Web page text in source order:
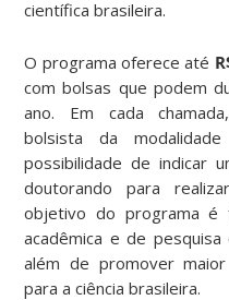
científica brasileira.
O programa oferece até
com bolsas que podem
ano. Em cada
bolsista da
possibilidade de indicar
doutorando para
objetivo do programa é
acadêmica e de
além de promover maior
para a ciência brasileira.